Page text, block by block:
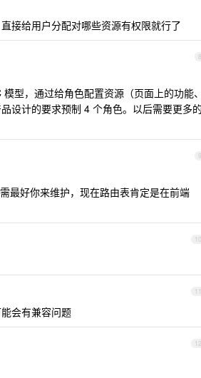
接给用户分配对哪些资源有权限就行了
8
型，通过给角色配置资源（页面上的功能、
设计的要求预制 4 个角色。以后需要更多的
9
最好你来维护，现在路由表肯定是在前端
10
11
会有兼容问题
12